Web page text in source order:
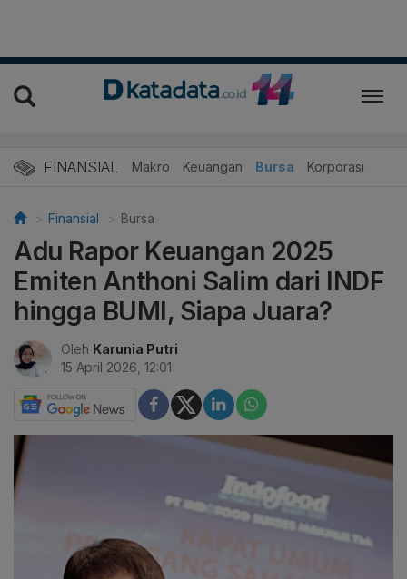
FINANSIAL Makro Keuangan Bursa Korporasi
Finansial Bursa
Adu Rapor Keuangan 2025
Emiten Anthoni Salim dari INDF
hingga BUMI, Siapa Juara?
Oleh Karunia Putri
15 April 2026, 12:01